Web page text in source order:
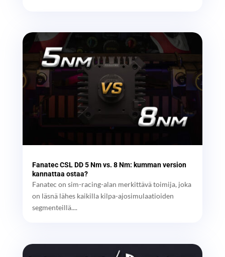
Fanatec CSL DD 5 Nm vs. 8 Nm: kumman version
kannattaa ostaa?
Fanatec on sim-racing-alan merkittävä toimija, joka
on läsnä lähes kaikilla kilpa-ajosimulaatioiden
segmenteillä....